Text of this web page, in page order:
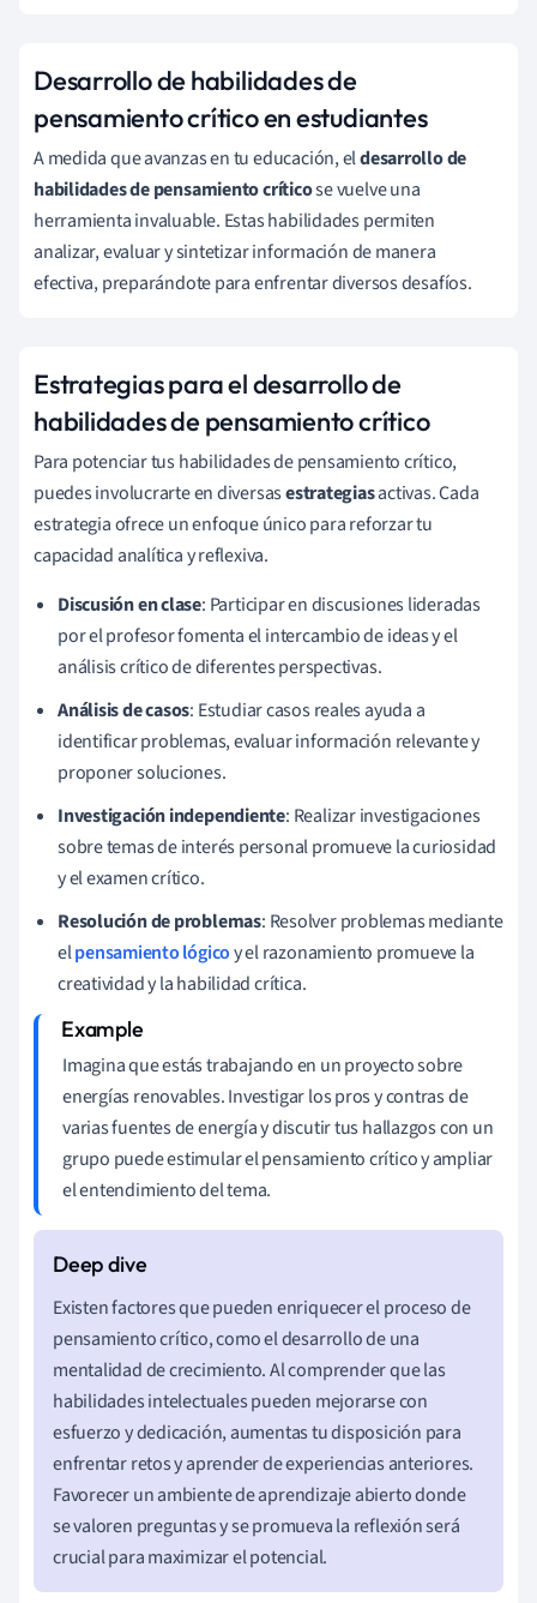
Desarrollo de habilidades de
pensamiento crítico en estudiantes
A medida que avanzas en tu educación, eldesarrollo de
habilidades de pensamiento críticose vuelve una
herramienta invaluable. Estas habilidades permiten
analizar, evaluar y sintetizar información de manera
efectiva, preparándote para enfrentar diversos desafíos.
Estrategias para el desarrollo de
habilidades de pensamiento crítico
Para potenciar tus habilidades de pensamiento crítico,
puedes involucrarte en diversasestrategiasactivas. Cada
estrategia ofrece un enfoque único para reforzar tu
capacidad analítica y reflexiva.
Discusión en clase: Participar en discusiones lideradas
por el profesor fomenta el intercambio de ideas y el
análisis crítico de diferentes perspectivas.
Análisis de casos: Estudiar casos reales ayuda a
identificar problemas, evaluar información relevante y
proponer soluciones.
Investigación independiente: Realizar investigaciones
sobre temas de interés personal promueve la curiosidad
y el examen crítico.
Resolución de problemas: Resolver problemas mediante
elpensamiento lógicoy el razonamiento promueve la
creatividad y la habilidad crítica.
Imagina que estás trabajando en un proyecto sobre
energías renovables. Investigar los pros y contras de
varias fuentes de energía y discutir tus hallazgos con un
grupo puede estimular el pensamiento crítico y ampliar
el entendimiento del tema.
Existen factores que pueden enriquecer el proceso de
pensamiento crítico, como el desarrollo de una
mentalidad de crecimiento. Al comprender que las
habilidades intelectuales pueden mejorarse con
esfuerzo y dedicación, aumentas tu disposición para
enfrentar retos y aprender de experiencias anteriores.
Favorecer un ambiente de aprendizaje abierto donde
se valoren preguntas y se promueva la reflexión será
crucial para maximizar el potencial.